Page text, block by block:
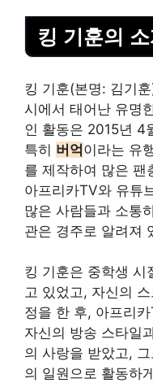
킹 기훈의 소
킹 기훈(본명: 김기
시에서 태어난 유명
인 활동은 2015년 4
특히 버억이라는 유
를 제작하여 많은 팬
아프리카TV와 유튜
많은 사람들과 소통
관은 경주로 알려져
킹 기훈은 중학생 시
고 있었고, 자신의
정을 한 후, 아프리
자신의 방송 스타일
의 사랑을 받았고, 그
의 일원으로 활동하